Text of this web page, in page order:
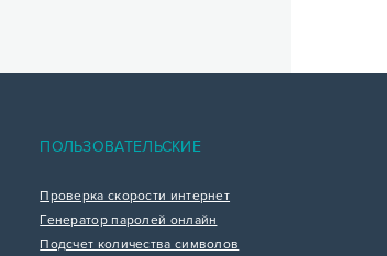
ПОЛЬЗОВАТЕЛЬСКИЕ
Проверка скорости интернет
Генератор паролей онлайн
Подсчет количества символов